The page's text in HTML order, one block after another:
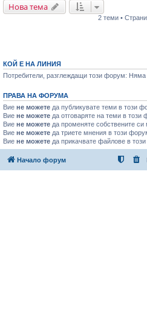
Нова тема
2 теми •
КОЙ Е НА ЛИНИЯ
Потребители, разглеждащи този форум: Няма
ПРАВА НА ФОРУМА
Вие не можете да публикувате теми в този
Вие не можете да отговаряте на теми в този
Вие не можете да променяте собствените
Вие не можете да триете мнения в този
Вие не можете да прикачвате файлове в
Начало форум